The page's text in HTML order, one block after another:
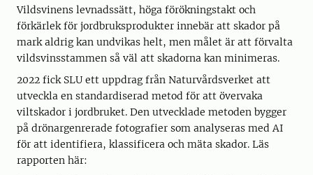
Vildsvinens levnadssätt, höga förökningstakt och
förkärlek för jordbruksprodukter innebär att skador på
mark aldrig kan undvikas helt, men målet är att förvalta
vildsvinsstammen så väl att skadorna kan minimeras.
2022 fick SLU ett uppdrag från Naturvårdsverket att
utveckla en standardiserad metod för att övervaka
viltskador i jordbruket. Den utvecklade metoden bygger
på drönargenrerade fotografier som analyseras med AI
för att identifiera, klassificera och mäta skador. Läs
rapporten här: